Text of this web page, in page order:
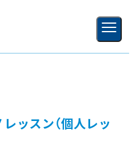
新規登録
ッスン（個人レッ